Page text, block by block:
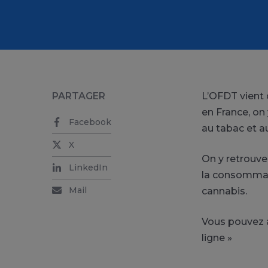
L’OFDT
en France,
au tabac et
On y
la
cannabis.
Vous pouvez
ligne »
PARTAGER
Facebook
X
LinkedIn
Mail